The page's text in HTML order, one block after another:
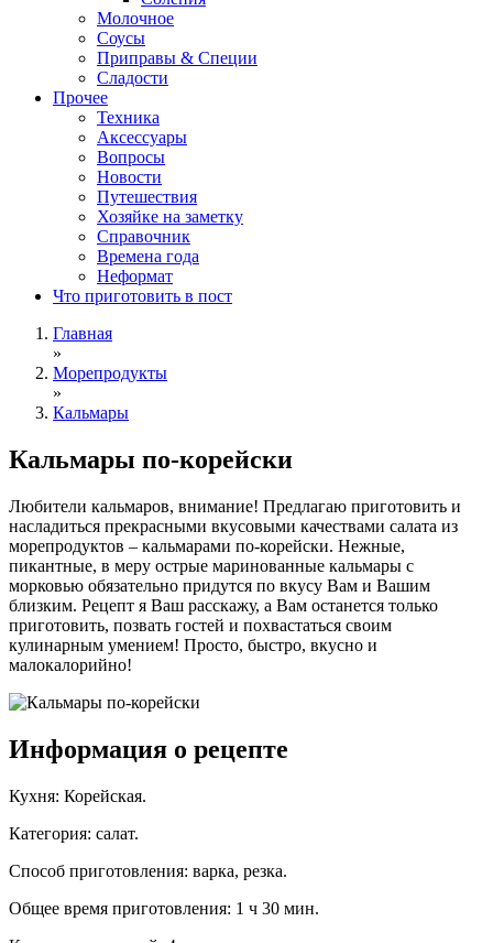
Молочное
Соусы
Приправы & Специи
Сладости
Прочее
Техника
Аксессуары
Вопросы
Новости
Путешествия
Хозяйке на заметку
Справочник
Времена года
Неформат
Что приготовить в пост
Главная
»
Морепродукты
»
Кальмары
Кальмары по-корейски
Любители кальмаров, внимание! Предлагаю приготовить и
насладиться прекрасными вкусовыми качествами салата из
морепродуктов – кальмарами по-корейски. Нежные,
пикантные, в меру острые маринованные кальмары с
морковью обязательно придутся по вкусу Вам и Вашим
близким. Рецепт я Ваш расскажу, а Вам останется только
приготовить, позвать гостей и похвастаться своим
кулинарным умением! Просто, быстро, вкусно и
малокалорийно!
Информация о рецепте
Кухня: Корейская.
Категория: салат.
Способ приготовления: варка, резка.
Общее время приготовления: 1 ч 30 мин.